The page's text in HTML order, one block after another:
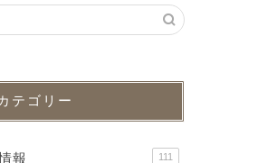
テゴリー
報 111